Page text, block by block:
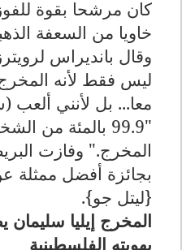
كان مرشحا بقوة
خاويا من السعفة
وقال بانديراس
ليس فقط لأنه المخرج
معا... بل لأنني
"99.9 بالمئة من
المخرج". وفازت
بجائزة أفضل ممثلة
{ليتل جو}.
المخرج إيليا سليمان
بهويته الفلسطينية